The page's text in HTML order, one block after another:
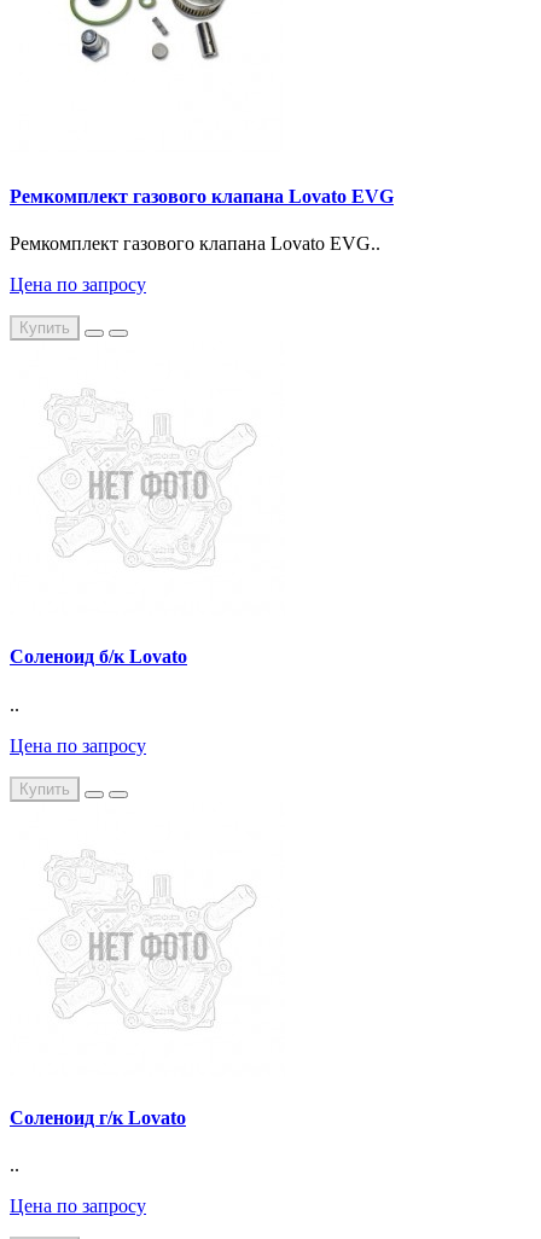
Ремкомплект газового клапана Lovato EVG
Ремкомплект газового клапана Lovato EVG..
Цена по запросу
Купить
Соленоид б/к Lovato
..
Цена по запросу
Купить
Соленоид г/к Lovato
..
Цена по запросу